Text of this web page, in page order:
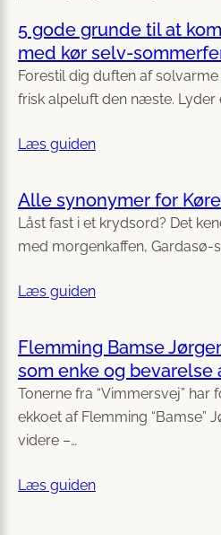
5 gode grunde til at
med kør selv-
Forestil dig duften af
frisk alpeluft den næste. Lyder
Læs guiden
Alle synonymer for
Låst fast i et krydsord? Det
med morgenkaffen, Gardasø-
Læs guiden
Flemming Bamse
som enke og bevarelse
Tonerne fra “Vimmersvej”
ekkoet af Flemming “Bamse”
videre –…
Læs guiden